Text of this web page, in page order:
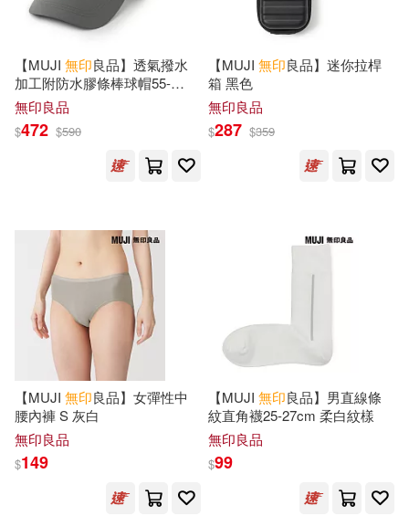
3C(116)
保健(4) 設計文具(51)
婦幼生活(18)
鞋包配件(99)
寵物生活(2) 電子書(18)
有聲書(2)
島崎無印(8)
松井忠三(4) [日]無印良品(3)
黃大(3) （日）松井忠三(3)
(日)無印良品(2)
Kevin Chen(2)
[美]雷．巴斯勒（Ray S. Bassle
r），查爾斯．雷瑟（Charles E. Re
sser），沃爾多．施密特（Waldo
L. Schmitt），保羅．巴奇（Paul B
artsch）著遲文成 主譯劉北辰 譯(2)
中信出版社(9)
崧燁文化(8)
廣西師範大學出版社(6)
滾石(6) 主婦の友社(5)
寶島社(5) 尖端(5)
展開
配送方式
【MUJI 無印良品】透氣撥水
加工附防水膠條棒球帽55-
59cm 墨灰
無印良品
$472 $590
【MUJI 無印良品】迷你拉桿
箱 黑色
無印良品
$287 $359
【MUJI 無印良品】女彈性中
腰內褲 S 灰白
無印良品
$149
【MUJI 無印良品】男直線條
紋直角襪25-27cm 柔白紋樣
無印良品
$99